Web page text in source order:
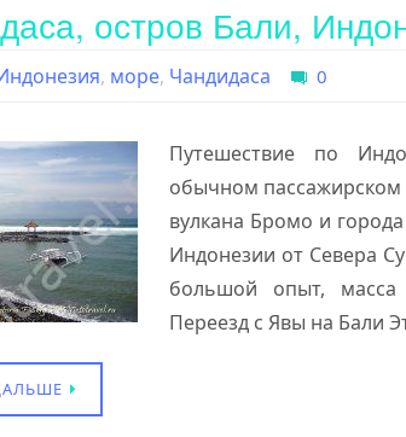
остров Бали,
, море, Чандидаса 0
Путешествие по
обычном пассажирском
вулкана Бромо и
Индонезии от Севера
большой опыт, масса
Переезд с Явы на Бали